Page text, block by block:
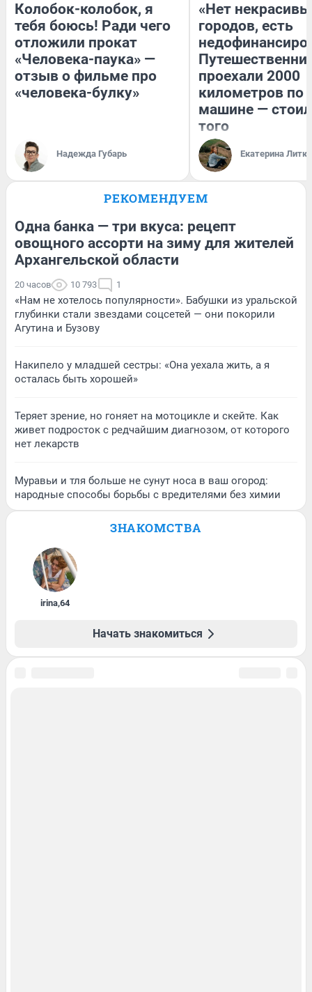
Колобок-колобок, я
тебя боюсь! Ради чего
отложили прокат
«Человека-паука» —
отзыв о фильме про
«человека-булку»
Надежда Губарь
«Нет
городов, есть
проехали 2000
километров по
машине —
того
Екатерина
РЕКОМЕНДУЕМ
Одна банка — три вкуса: рецепт
овощного ассорти на зиму для жителей
Архангельской области
20 часов 10 793 1
«Нам не хотелось популярности». Бабушки из уральской
глубинки стали звездами соцсетей — они покорили
Агутина и Бузову
Накипело у младшей сестры: «Она уехала жить, а я
осталась быть хорошей»
Теряет зрение, но гоняет на мотоцикле и скейте. Как
живет подросток с редчайшим диагнозом, от которого
нет лекарств
Муравьи и тля больше не сунут носа в ваш огород:
народные способы борьбы с вредителями без химии
ЗНАКОМСТВА
irina,64
Начать знакомиться